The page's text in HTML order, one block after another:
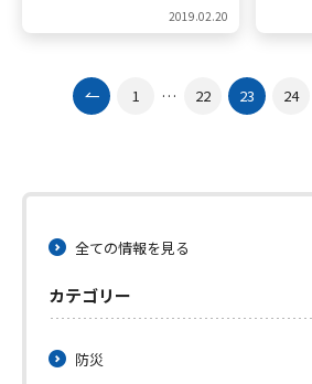
2019.02.20
1 … 22 23 24
全ての情報を見る
カテゴリー
防災